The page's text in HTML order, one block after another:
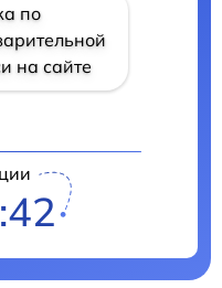
по
на сайте